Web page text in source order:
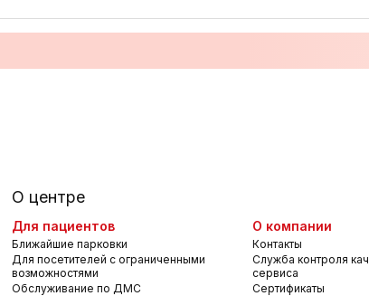
О центре
Для пациентов
Ближайшие парковки
Для посетителей с ограниченными
возможностями
Обслуживание по ДМС
О компании
Контакты
Служба контроля
сервиса
Сертификаты